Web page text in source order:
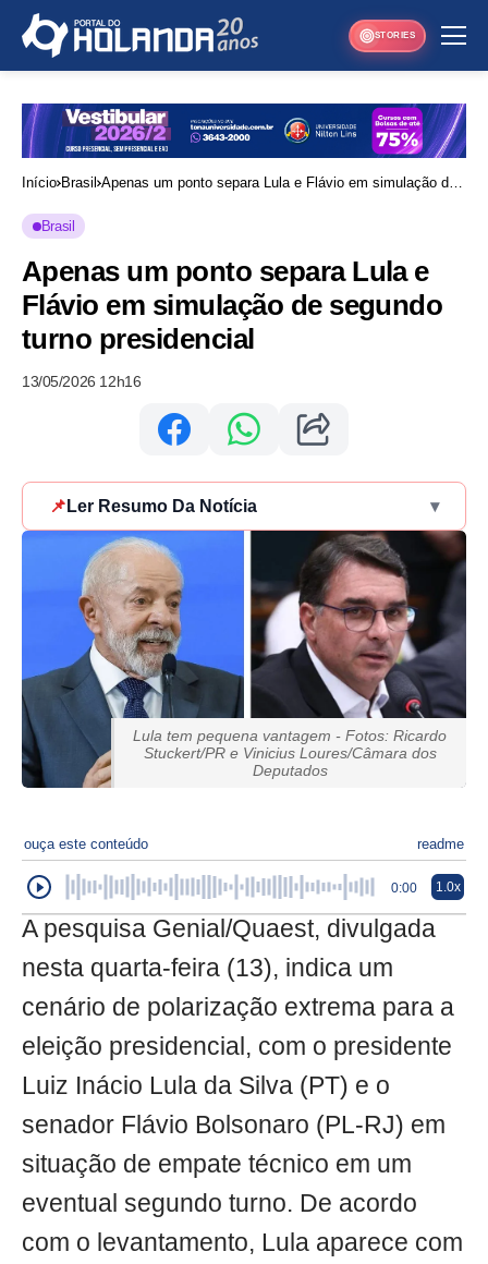
STORIES
Início Brasil Apenas um ponto separa Lula e Flávio em simulação de
Brasil
Apenas um ponto separa Lula e
Flávio em simulação de segundo
turno presidencial
13/05/2026 12h16
📌 Ler Resumo Da Notícia ▾
Lula tem pequena vantagem - Fotos: Ricardo
Stuckert/PR e Vinicius Loures/Câmara dos
Deputados
ouça este conteúdo readme
0:00 1.0x
A pesquisa Genial/Quaest, divulgada
nesta quarta-feira (13), indica um
cenário de polarização extrema para a
eleição presidencial, com o presidente
Luiz Inácio Lula da Silva (PT) e o
senador Flávio Bolsonaro (PL-RJ) em
situação de empate técnico em um
eventual segundo turno. De acordo
com o levantamento, Lula aparece com